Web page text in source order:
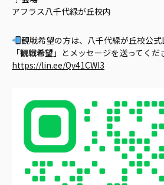
アフラス八千代緑が丘校内
観戦希望の方は、八千代緑が丘校公式
「観戦希望 」とメッセージを送ってく
https://lin.ee/Qv41CWI3